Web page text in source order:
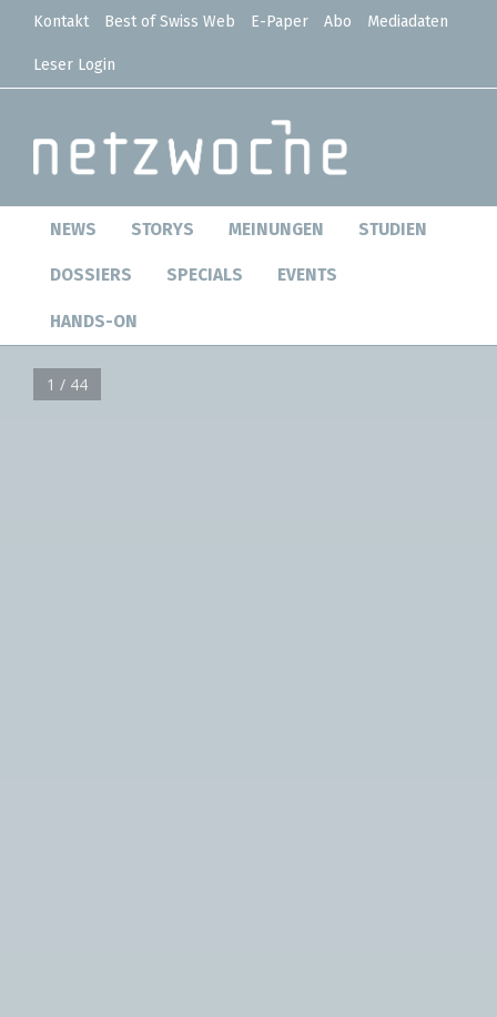
Kontakt Best of Swiss Web E-Paper Abo Mediadaten
Leser Login
NEWS STORYS MEINUNGEN STUDIEN
DOSSIERS SPECIALS EVENTS
HANDS-ON
1 / 44